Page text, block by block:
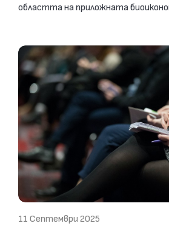
областта на приложната
11 Септември 2025